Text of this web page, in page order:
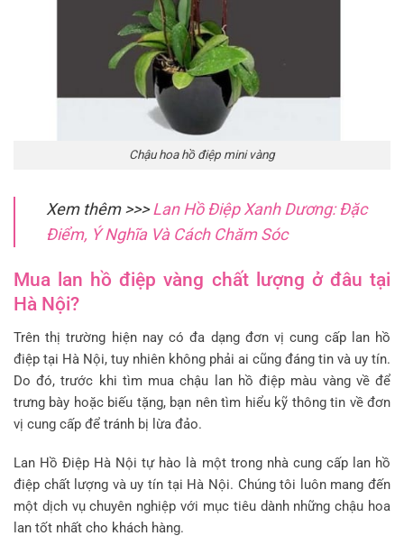
Chậu hoa hồ điệp mini vàng
Xem thêm >>>Lan Hồ Điệp Xanh Dương: Đặc
Điểm, Ý Nghĩa Và Cách Chăm Sóc
Mua lan hồ điệp vàng chất lượng ở đâu tại
Hà Nội?
Trên thị trường hiện nay có đa dạng đơn vị cung cấp lan hồ
điệp tại Hà Nội, tuy nhiên không phải ai cũng đáng tin và uy tín.
Do đó, trước khi tìm mua chậu lan hồ điệp màu vàng về để
trưng bày hoặc biếu tặng, bạn nên tìm hiểu kỹ thông tin về đơn
vị cung cấp để tránh bị lừa đảo.
Lan Hồ Điệp Hà Nội tự hào là một trong nhà cung cấp lan hồ
điệp chất lượng và uy tín tại Hà Nội. Chúng tôi luôn mang đến
một dịch vụ chuyên nghiệp với mục tiêu dành những chậu hoa
lan tốt nhất cho khách hàng.